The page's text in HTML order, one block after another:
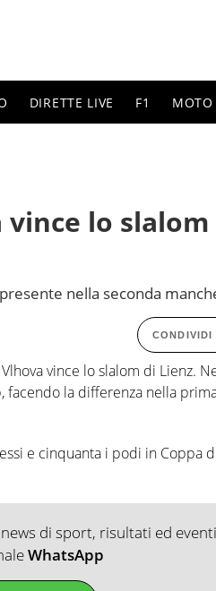
DIRETTE LIVE F1 MOTO
vince lo slalom
nella seconda
CONDIVIDI
vince lo slalom di Lienz.
facendo la differenza nella
e cinquanta i podi in Coppa
di sport, risultati ed eventi
WhatsApp